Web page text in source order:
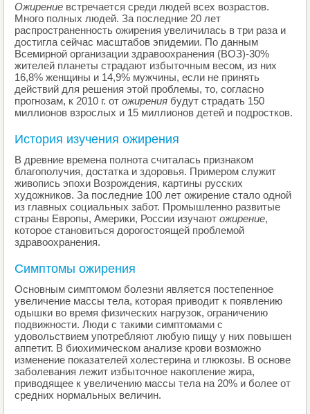
Ожирение встречается среди людей всех возрастов.
Много полных людей. За последние 20 лет
распространенность ожирения увеличилась в три раза и
достигла сейчас масштабов эпидемии. По данным
Всемирной организации здравоохранения (ВОЗ)-30%
жителей планеты страдают избыточным весом, из них
16,8% женщины и 14,9% мужчины, если не принять
действий для решения этой проблемы, то, согласно
прогнозам, к 2010 г. от ожирения будут страдать 150
миллионов взрослых и 15 миллионов детей и подростков.
История изучения ожирения
В древние времена полнота считалась признаком
благополучия, достатка и здоровья. Примером служит
живопись эпохи Возрождения, картины русских
художников. За последние 100 лет ожирение стало одной
из главных социальных забот. Промышленно развитые
страны Европы, Америки, России изучают ожирение,
которое становиться дорогостоящей проблемой
здравоохранения.
Симптомы ожирения
Основным симптомом болезни является постепенное
увеличение массы тела, которая приводит к появлению
одышки во время физических нагрузок, ограничению
подвижности. Люди с такими симптомами с
удовольствием употребляют любую пищу у них повышен
аппетит. В биохимическом анализе крови возможно
изменение показателей холестерина и глюкозы. В основе
заболевания лежит избыточное накопление жира,
приводящее к увеличению массы тела на 20% и более от
средних нормальных величин.